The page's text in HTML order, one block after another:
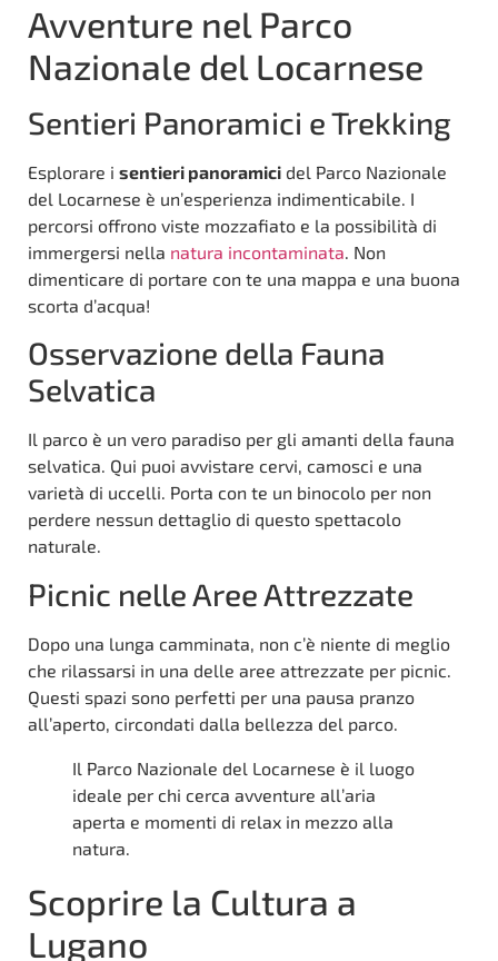
Avventure nel Parco
Nazionale del Locarnese
Sentieri Panoramici e Trekking
Esplorare i sentieri panoramici del Parco Nazionale
del Locarnese è un’esperienza indimenticabile. I
percorsi offrono viste mozzafiato e la possibilità di
immergersi nella natura incontaminata . Non
dimenticare di portare con te una mappa e una buona
scorta d’acqua!
Osservazione della Fauna
Selvatica
Il parco è un vero paradiso per gli amanti della fauna
selvatica. Qui puoi avvistare cervi, camosci e una
varietà di uccelli. Porta con te un binocolo per non
perdere nessun dettaglio di questo spettacolo
naturale.
Picnic nelle Aree Attrezzate
Dopo una lunga camminata, non c’è niente di meglio
che rilassarsi in una delle aree attrezzate per picnic.
Questi spazi sono perfetti per una pausa pranzo
all’aperto, circondati dalla bellezza del parco.
Il Parco Nazionale del Locarnese è il luogo
ideale per chi cerca avventure all’aria
aperta e momenti di relax in mezzo alla
natura.
Scoprire la Cultura a
Lugano